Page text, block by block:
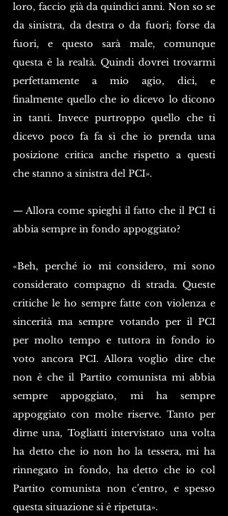
loro, faccio già da quindici anni. Non so se
da sinistra, da destra o da fuori; forse da
fuori, e questo sarà male, comunque
questa è la realtà. Quindi dovrei trovarmi
perfettamente a mio agio, dici, e
finalmente quello che io dicevo lo dicono
in tanti. Invece purtroppo quello che ti
dicevo poco fa fa sì che io prenda una
posizione critica anche rispetto a questi
che stanno a sinistra del PCI».
— Allora come spieghi il fatto che il PCI ti
abbia sempre in fondo appoggiato?
«Beh, perché io mi considero, mi sono
considerato compagno di strada. Queste
critiche le ho sempre fatte con violenza e
sincerità ma sempre votando per il PCI
per molto tempo e tuttora in fondo io
voto ancora PCI. Allora voglio dire che
non è che il Partito comunista mi abbia
sempre appoggiato, mi ha sempre
appoggiato con molte riserve. Tanto per
dirne una, Togliatti intervistato una volta
ha detto che io non ho la tessera, mi ha
rinnegato in fondo, ha detto che io col
Partito comunista non c’entro, e spesso
questa situazione si è ripetuta».